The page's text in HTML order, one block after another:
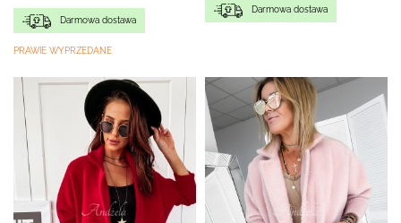
Darmowa dostawa
PRAWIE WYPRZEDANE
Darmowa dostawa